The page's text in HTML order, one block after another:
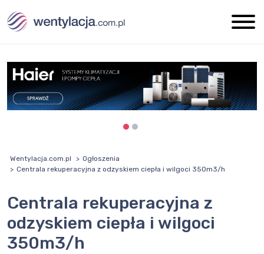
Wentylacja.com.pl
Ogłoszenia
Centrala rekuperacyjna z odzyskiem ciepła i wilgoci 350m3/h
Centrala rekuperacyjna z
odzyskiem ciepła i wilgoci
350m3/h